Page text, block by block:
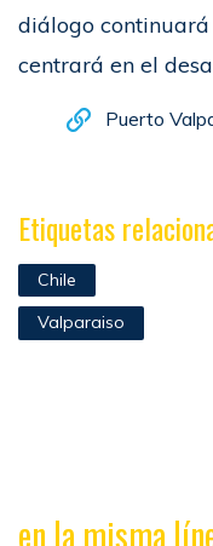
diálogo
centrará en el
Puerto
Etiquetas
Chile
Valparaiso
en la misma